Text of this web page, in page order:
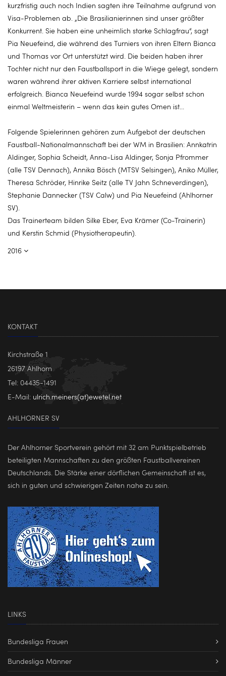
kurzfristig auch noch Indien sagten ihre Teilnahme aufgrund von
Visa-Problemen ab. „Die Brasilianierinnen sind unser größter
Konkurrent. Sie haben eine unheimlich starke Schlagfrau“, sagt
Pia Neuefeind, die während des Turniers von ihren Eltern Bianca
und Thomas vor Ort unterstützt wird. Die beiden haben ihrer
Tochter nicht nur den Faustballsport in die Wiege gelegt, sondern
waren während ihrer aktiven Karriere selbst international
erfolgreich. Bianca Neuefeind wurde 1994 sogar selbst schon
einmal Weltmeisterin – wenn das kein gutes Omen ist...
Folgende Spielerinnen gehören zum Aufgebot der deutschen
Faustball-Nationalmannschaft bei der WM in Brasilien: Annkatrin
Aldinger, Sophia Scheidt, Anna-Lisa Aldinger, Sonja Pfrommer
(alle TSV Dennach), Annika Bösch (MTSV Selsingen), Aniko Müller,
Theresa Schröder, Hinrike Seitz (alle TV Jahn Schneverdingen),
Stephanie Dannecker (TSV Calw) und Pia Neuefeind (Ahlhorner
SV).
Das Trainerteam bilden Silke Eber, Eva Krämer (Co-Trainerin)
und Kerstin Schmid (Physiotherapeutin).
2016
KONTAKT
Kirchstraße 1
26197 Ahlhorn
Tel: 04435-1491
E-Mail: ulrich.meiners(at)ewetel.net
AHLHORNER SV
Der Ahlhorner Sportverein gehört mit 32 am Punktspielbetrieb
beteiligten Mannschaften zu den größten Faustballvereinen
Deutschlands. Die Stärke einer dörflichen Gemeinschaft ist es,
sich in guten und schwierigen Zeiten nahe zu sein.
LINKS
Bundesliga Frauen
Bundesliga Männer